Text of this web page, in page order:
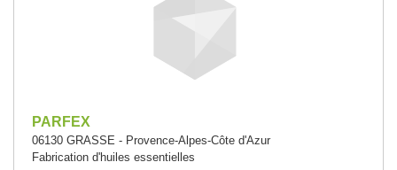
PARFEX
06130 GRASSE - Provence-Alpes-Côte d'Azur
Fabrication d'huiles essentielles